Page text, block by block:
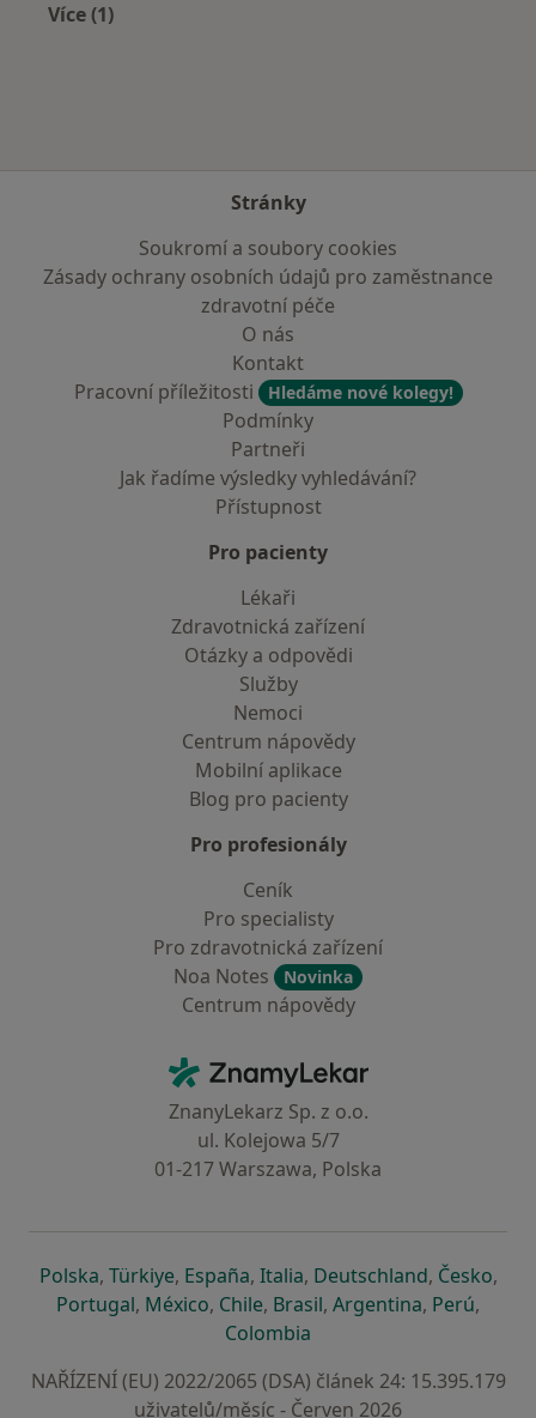
Více (1)
Stránky
Soukromí a soubory cookies
Zásady ochrany osobních údajů pro zaměstnance
zdravotní péče
O nás
Kontakt
Pracovní příležitosti
Hledáme nové kolegy!
Podmínky
Partneři
Jak řadíme výsledky vyhledávání?
Přístupnost
Pro pacienty
Lékaři
Zdravotnická zařízení
Otázky a odpovědi
Služby
Nemoci
Centrum nápovědy
Mobilní aplikace
Blog pro pacienty
Pro profesionály
Ceník
Pro specialisty
Pro zdravotnická zařízení
Noa Notes
Novinka
Centrum nápovědy
ZnamyLekar - Hlavní stránka
ZnanyLekarz Sp. z o.o.
ul. Kolejowa 5/7
01-217 Warszawa, Polska
Polskase otevře v nové záložce
, Türkiyese otevře v nové záložce
, Españase otevře v nové záložce
, Italiase otevře v nové záložce
, Deutschlandse otevře v
, Českose
,
Portugalse otevře v nové záložce
, Méxicose otevře v nové záložce
, Chilese otevře v nové záložce
, Brasilse otevře v nové
, Argentinase otevře v
, Perúse
,
Colombia
NAŘÍZENÍ (EU) 2022/2065 (DSA) článek 24: 15.395.179
uživatelů/měsíc - Červen 2026